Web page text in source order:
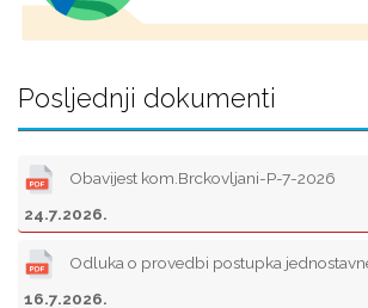
Posljednji dokumenti
Obavijest kom.Brckovljani-P-7-2026
24.7.2026.
Odluka o provedbi postupka
16.7.2026.